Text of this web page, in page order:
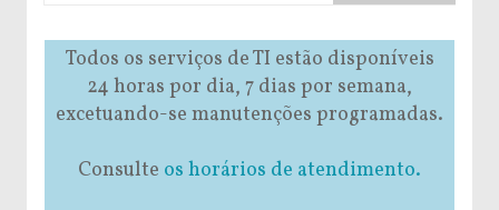
Todos os serviços de TI estão disponíveis
24 horas por dia, 7 dias por semana,
excetuando-se manutenções programadas.
Consulte os horários de atendimento.